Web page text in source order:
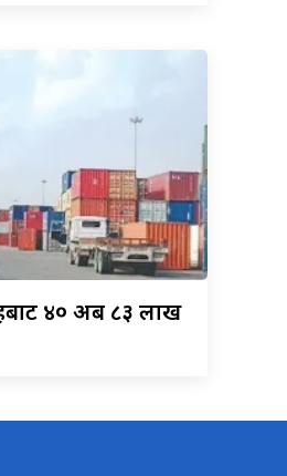
४० अर्ब ८३ लाख